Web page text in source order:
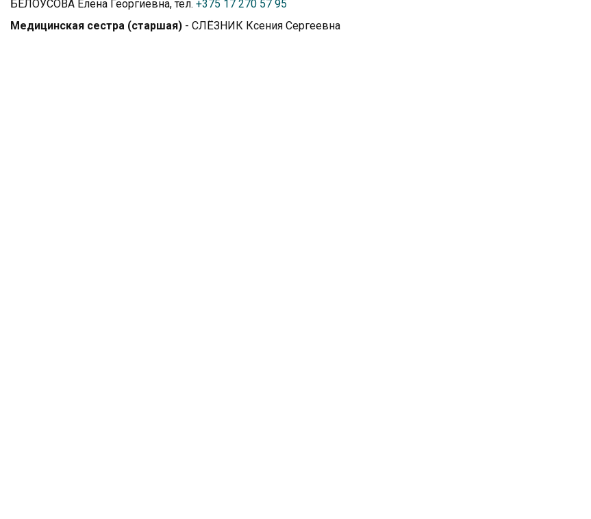
Б ЕЛОУСОВА Елена Георгиевна, тел. +375 17 270 57 95
Медицинская сестра (старшая) - CЛЁЗНИК Ксения Сергеевна